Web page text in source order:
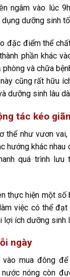
ngâm vào lúc
dưỡng sinh
đặc điểm thể
phần khác
và chữa
cũng rất hữu
dưỡng sinh lâu
tác kéo
thể như vươn
hướng khác
quá trình lưu
thực hiện một số
việc có thể
lợi ích dưỡng sinh
ngày
vào mua đông
nóng còn